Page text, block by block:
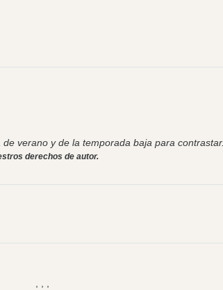
verano y de la temporada baja para contrastar.
derechos de autor.